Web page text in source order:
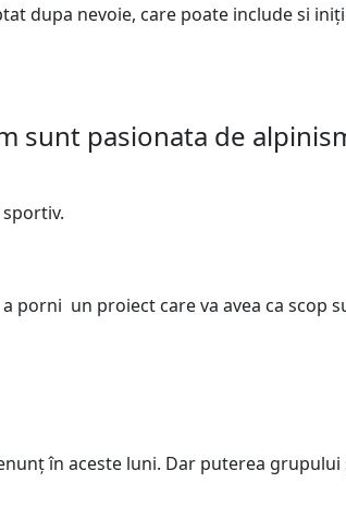
dupa nevoie, care poate include si
sunt pasionata de
un proiect care va avea ca scop
în aceste luni. Dar puterea